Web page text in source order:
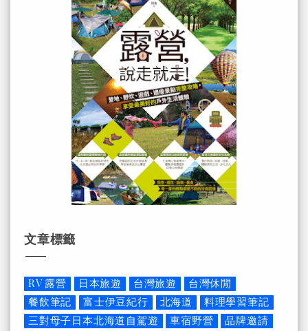
文章標籤
RV 露營 日本旅遊 台灣旅遊
台灣休閒
餐飲筆記
富士伊豆紀行 北海道
料理學習筆記
三對母子日本北海道自駕遊
車宿野營
品牌邀請